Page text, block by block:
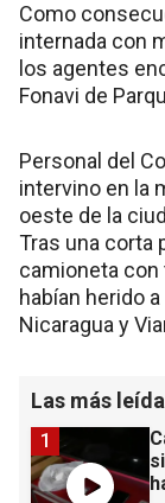
Como
internada con
los agentes
Fonavi de
Personal del
intervino en la
oeste de la
Tras una corta
camioneta
habían herido
Nicaragua y
Las más
1